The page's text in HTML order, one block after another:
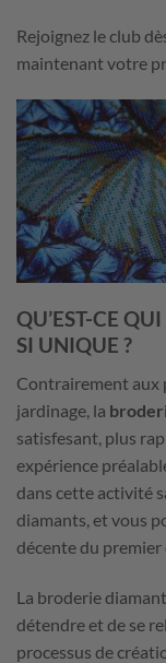
Rejoignez le club
maintenant votre
QU’EST-CE
SI UNIQUE ?
Contrairement aux
jardinage, la
satisfesant, plus
expérience
dans cette activité
diamants, et vous
décente du premier
La broderie
détendre et de se
processus de